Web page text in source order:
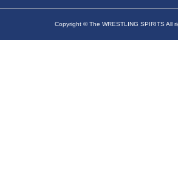
Copyright © The WRESTLING SPIRITS All